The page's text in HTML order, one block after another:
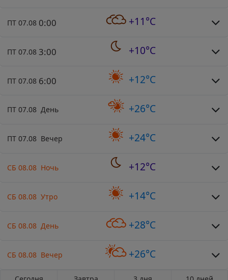
ПТ 07.08 0:00 +11°C
ПТ 07.08 3:00 +10°C
ПТ 07.08 6:00 +12°C
ПТ 07.08 День +26°C
ПТ 07.08 Вечер +24°C
СБ 08.08 Ночь +12°C
СБ 08.08 Утро +14°C
СБ 08.08 День +28°C
СБ 08.08 Вечер +26°C